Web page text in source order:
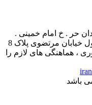
حر . خ امام خمینی .
خیابان کمالی . خیابان اسکندری جنوبی اول خیابان مرتضوی پلاک 8
، هماهنگی های لازم را
باشد